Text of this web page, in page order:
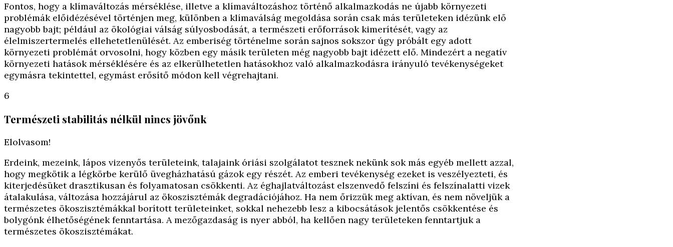
Fontos, hogy a klímaváltozás mérséklése, illetve a klímaváltozáshoz történő alkalmazkodás ne újabb környezeti
problémák előidézésével történjen meg, különben a klímaválság megoldása során csak más területeken idézünk elő
nagyobb bajt; például az ökológiai válság súlyosbodását, a természeti erőforrások kimerítését, vagy az
élelmiszertermelés ellehetetlenülését. Az emberiség történelme során sajnos sokszor úgy próbált egy adott
környezeti problémát orvosolni, hogy közben egy másik területen még nagyobb bajt idézett elő. Mindezért a negatív
környezeti hatások mérséklésére és az elkerülhetetlen hatásokhoz való alkalmazkodásra irányuló tevékenységeket
egymásra tekintettel, egymást erősítő módon kell végrehajtani.
6
Természeti stabilitás nélkül nincs jövőnk
Elolvasom!
Erdeink, mezeink, lápos vizenyős területeink, talajaink óriási szolgálatot tesznek nekünk sok más egyéb mellett azzal,
hogy megkötik a légkörbe kerülő üvegházhatású gázok egy részét. Az emberi tevékenység ezeket is veszélyezteti, és
kiterjedésüket drasztikusan és folyamatosan csökkenti. Az éghajlatváltozást elszenvedő felszíni és felszínalatti vizek
átalakulása, változása hozzájárul az ökoszisztémák degradációjához. Ha nem őrizzük meg aktívan, és nem növeljük a
természetes ökoszisztémákkal borított területeinket, sokkal nehezebb lesz a kibocsátások jelentős csökkentése és
bolygónk élhetőségének fenntartása. A mezőgazdaság is nyer abból, ha kellően nagy területeken fenntartjuk a
természetes ökoszisztémákat.